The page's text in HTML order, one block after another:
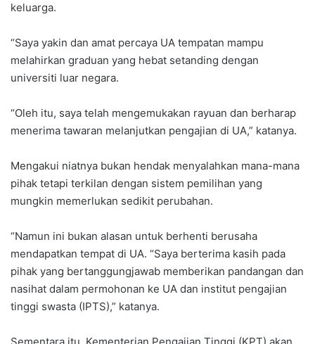
keluarga.
“Saya yakin dan amat percaya UA tempatan mampu
melahirkan graduan yang hebat setanding dengan
universiti luar negara.
“Oleh itu, saya telah mengemukakan rayuan dan berharap
menerima tawaran melanjutkan pengajian di UA,” katanya.
Mengakui niatnya bukan hendak menyalahkan mana-mana
pihak tetapi terkilan dengan sistem pemilihan yang
mungkin memerlukan sedikit perubahan.
“Namun ini bukan alasan untuk berhenti berusaha
mendapatkan tempat di UA. “Saya berterima kasih pada
pihak yang bertanggungjawab memberikan pandangan dan
nasihat dalam permohonan ke UA dan institut pengajian
tinggi swasta (IPTS),” katanya.